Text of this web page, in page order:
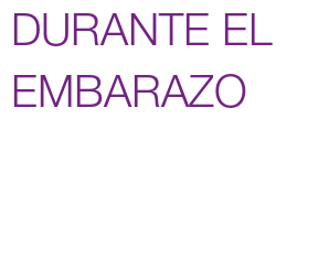
DURANTE EL
EMBARAZO